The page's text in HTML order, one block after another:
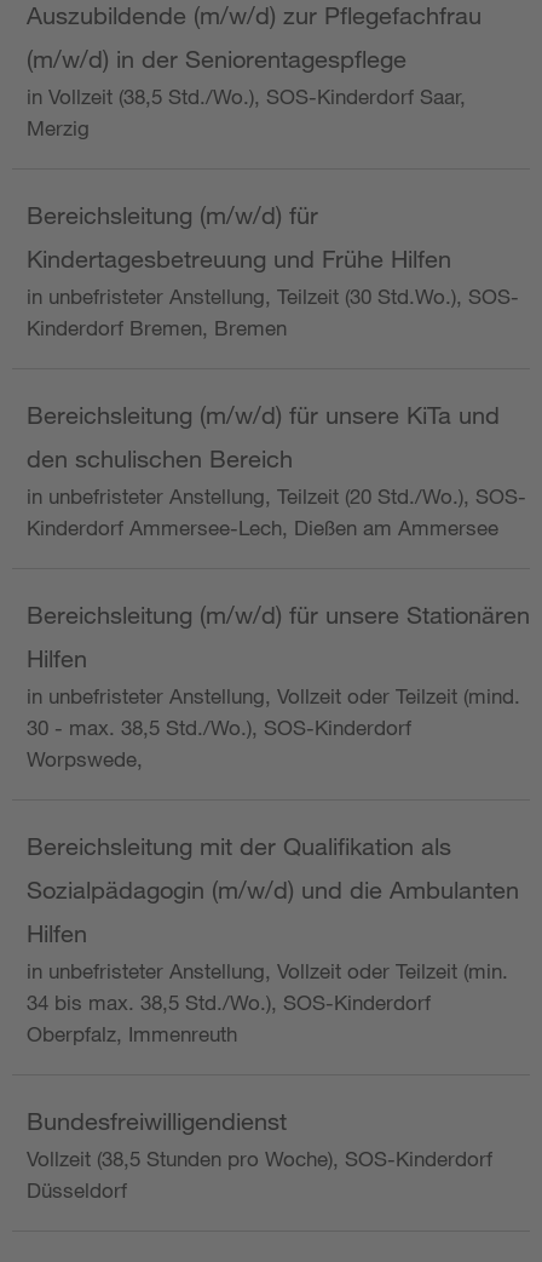
Auszubildende (m/w/d) zur Pflegefachfrau
(m/w/d) in der Seniorentagespflege
in Vollzeit (38,5 Std./Wo.), SOS-Kinderdorf Saar,
Merzig
Bereichsleitung (m/w/d) für
Kindertagesbetreuung und Frühe Hilfen
in unbefristeter Anstellung, Teilzeit (30 Std.Wo.), SOS-
Kinderdorf Bremen, Bremen
Bereichsleitung (m/w/d) für unsere KiTa und
den schulischen Bereich
in unbefristeter Anstellung, Teilzeit (20 Std./Wo.), SOS-
Kinderdorf Ammersee-Lech, Dießen am Ammersee
Bereichsleitung (m/w/d) für unsere Stationären
Hilfen
in unbefristeter Anstellung, Vollzeit oder Teilzeit (mind.
30 - max. 38,5 Std./Wo.), SOS-Kinderdorf
Worpswede,
Bereichsleitung mit der Qualifikation als
Sozialpädagogin (m/w/d) und die Ambulanten
Hilfen
in unbefristeter Anstellung, Vollzeit oder Teilzeit (min.
34 bis max. 38,5 Std./Wo.), SOS-Kinderdorf
Oberpfalz, Immenreuth
Bundesfreiwilligendienst
Vollzeit (38,5 Stunden pro Woche), SOS-Kinderdorf
Düsseldorf